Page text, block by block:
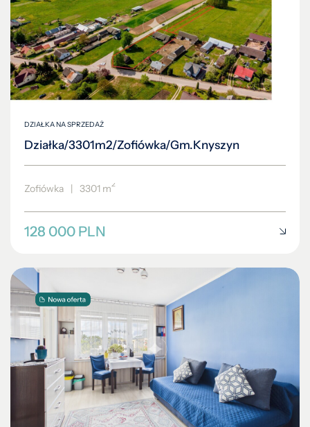
DZIAŁKA NA SPRZEDAŻ
Działka/3301m2/Zofiówka/Gm.Knyszyn
Zofiówka | 3301 m2
128 000 PLN